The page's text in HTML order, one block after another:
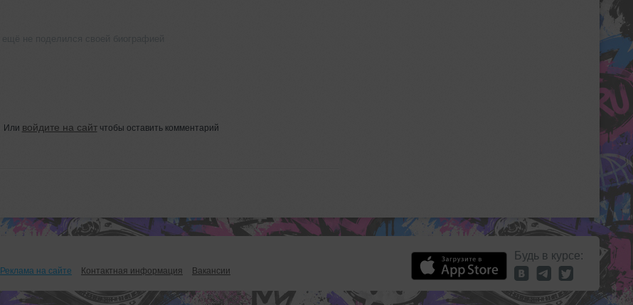
Или войдите на сайтчтобы оставить комментарий
Реклама на сайте Контактная информация Вакансии
Будь в курсе: